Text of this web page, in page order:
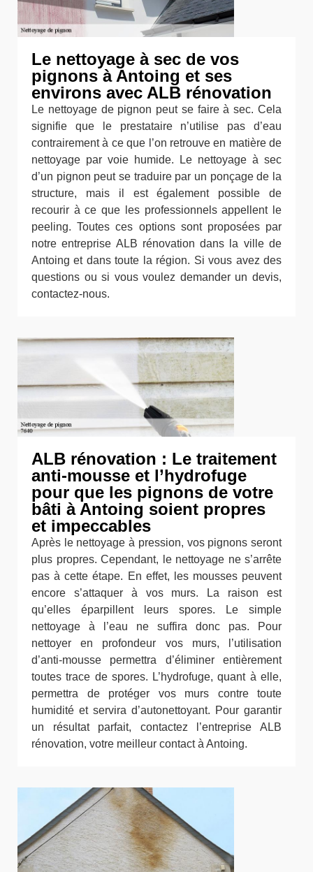
Le nettoyage à sec de vos
pignons à Antoing et ses
environs avec ALB rénovation
Le nettoyage de pignon peut se faire à sec. Cela
signifie que le prestataire n’utilise pas d’eau
contrairement à ce que l’on retrouve en matière de
nettoyage par voie humide. Le nettoyage à sec
d’un pignon peut se traduire par un ponçage de la
structure, mais il est également possible de
recourir à ce que les professionnels appellent le
peeling. Toutes ces options sont proposées par
notre entreprise ALB rénovation dans la ville de
Antoing et dans toute la région. Si vous avez des
questions ou si vous voulez demander un devis,
contactez-nous.
ALB rénovation : Le traitement
anti-mousse et l’hydrofuge
pour que les pignons de votre
bâti à Antoing soient propres
et impeccables
Après le nettoyage à pression, vos pignons seront
plus propres. Cependant, le nettoyage ne s’arrête
pas à cette étape. En effet, les mousses peuvent
encore s’attaquer à vos murs. La raison est
qu’elles éparpillent leurs spores. Le simple
nettoyage à l’eau ne suffira donc pas. Pour
nettoyer en profondeur vos murs, l’utilisation
d’anti-mousse permettra d’éliminer entièrement
toutes trace de spores. L’hydrofuge, quant à elle,
permettra de protéger vos murs contre toute
humidité et servira d’autonettoyant. Pour garantir
un résultat parfait, contactez l’entreprise ALB
rénovation, votre meilleur contact à Antoing.